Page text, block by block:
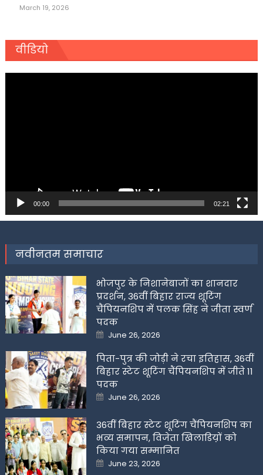
March 19, 2026
वीडियो
00:00 02:21
नवीनतम समाचार
भोजपुर के निशानेबाजों का शानदार
प्रदर्शन, 36वीं बिहार राज्य शूटिंग
चैंपियनशिप में पलक सिंह ने जीता स्वर्ण
पदक
Posted
on
June 26, 2026
पिता-पुत्र की जोड़ी ने रचा इतिहास, 36वीं
बिहार स्टेट शूटिंग चैंपियनशिप में जीते 11
पदक
Posted
on
June 26, 2026
36वीं बिहार स्टेट शूटिंग चैंपियनशिप का
भव्य समापन, विजेता खिलाडिय़ों को
किया गया सम्मानित
Posted
on
June 23, 2026